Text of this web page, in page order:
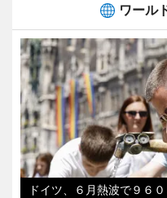
ワール
ドイツ、６月熱波で９６